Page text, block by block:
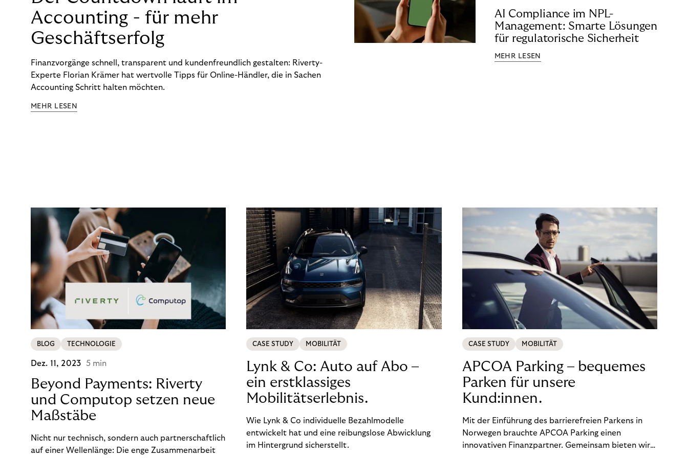
Accounting - für mehr
Geschäftserfolg
Finanzvorgänge schnell, transparent und kundenfreundlich gestalten: Riverty-
Experte Florian Krämer hat wertvolle Tipps für Online-Händler, die in Sachen
Accounting Schritt halten möchten.
MEHR LESEN
AI Compliance im NPL-
Management: Smarte Lösungen
für regulatorische Sicherheit
MEHR LESEN
BLOG TECHNOLOGIE
Dez. 11, 2023 5 min
Beyond Payments: Riverty
und Computop setzen neue
Maßstäbe
Nicht nur technisch, sondern auch partnerschaftlich
auf einer Wellenlänge: Die enge Zusammenarbeit
CASE STUDY MOBILITÄT
Lynk & Co: Auto auf Abo –
ein erstklassiges
Mobilitätserlebnis.
Wie Lynk & Co individuelle Bezahlmodelle
entwickelt hat und eine reibungslose Abwicklung
im Hintergrund sicherstellt.
CASE STUDY MOBILITÄT
APCOA Parking – bequemes
Parken für unsere
Kund:innen.
Mit der Einführung des barrierefreien Parkens in
Norwegen brauchte APCOA Parking einen
innovativen Finanzpartner. Gemeinsam bieten wir